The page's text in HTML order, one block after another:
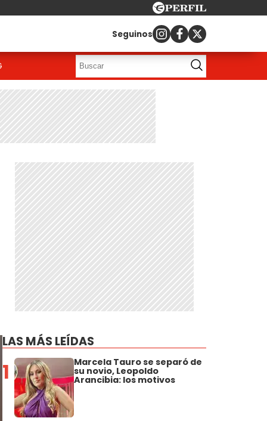
Seguinos
LAS MÁS LEÍDAS
1 Marcela Tauro se separó de
su novio, Leopoldo
Arancibia: los motivos